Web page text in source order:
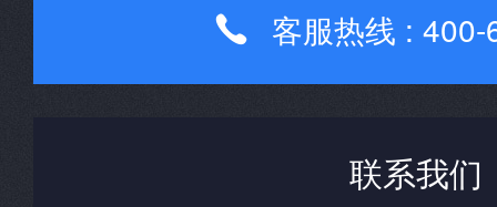
 客服热线 :
联系我们